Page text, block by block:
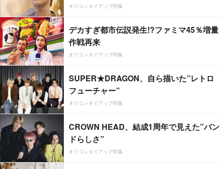
オリコンタイアップ特集
デカすぎ都市伝説発生!?ファミマ45％増量
作戦再来
オリコンタイアップ特集
SUPER★DRAGON、自ら描いた”レトロ
フューチャー”
オリコンタイアップ特集
CROWN HEAD、結成1周年で見えた”バン
ドらしさ”
オリコンタイアップ特集